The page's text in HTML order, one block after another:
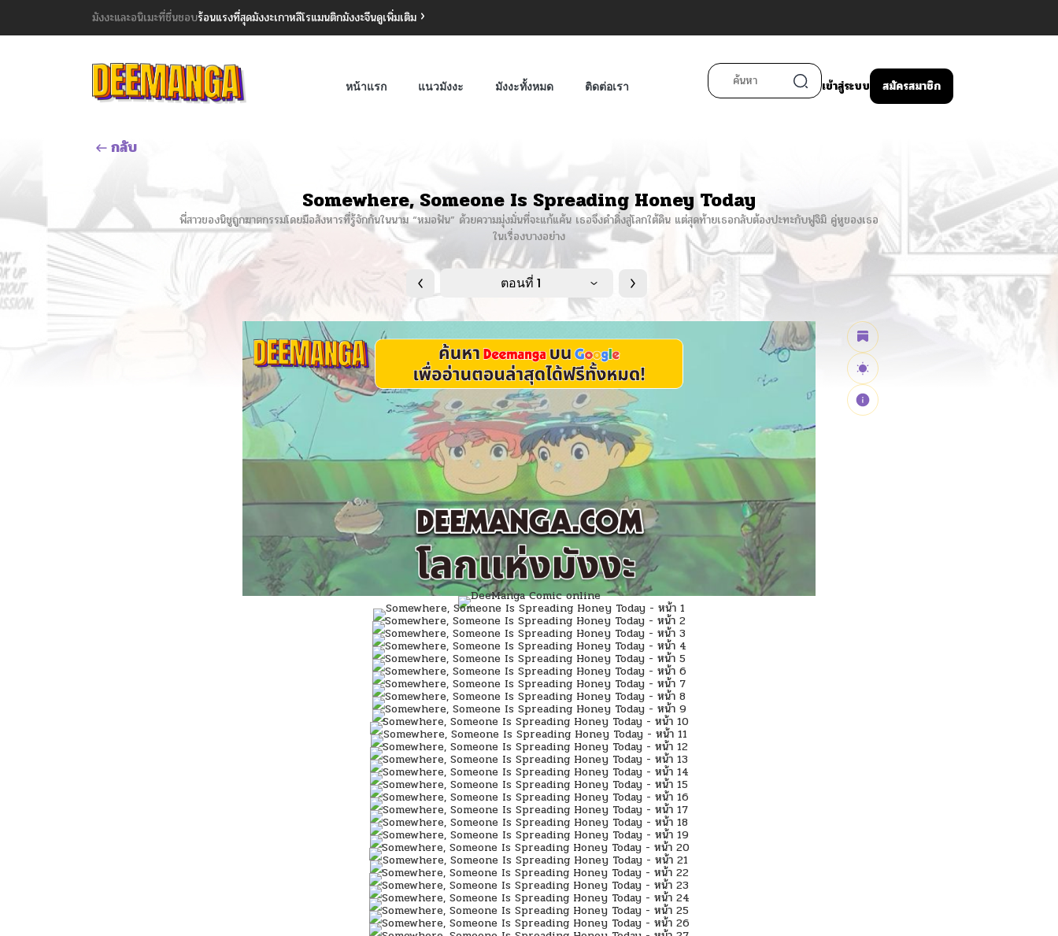
มังงะและอนิเมะที่ชื่นชอบร้อนแรงที่สุดมังงะเกาหลีโรแมนติกมังงะจีนดูเพิ่มเติม
หน้าแรก แนวมังงะ มังงะทั้งหมด ติดต่อเรา เข้าสู่ระบบ สมัครสมาชิก
กลับ
Somewhere, Someone Is Spreading Honey Today
พี่สาวของนิชูถูกฆาตกรรมโดยมือสังหารที่รู้จักกันในนาม “หมอฟัน” ด้วยความมุ่งมั่นที่จะแก้แค้น เธอจึงดำดิ่งสู่โลกใต้ดิน แต่สุดท้ายเธอกลับต้องปะทะกับฟูจิมิ คู่หูของเธอ
ในเรื่องบางอย่าง
ตอนที่ 1